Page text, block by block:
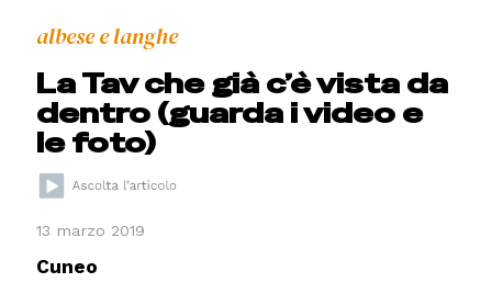
albese e langhe
La Tav che già c’è vista da
dentro (guarda i video e
le foto)
13 marzo 2019
Cuneo